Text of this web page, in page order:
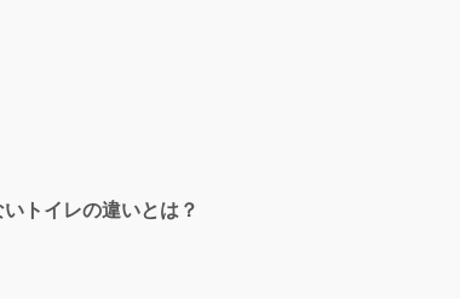
トイレの違いとは？